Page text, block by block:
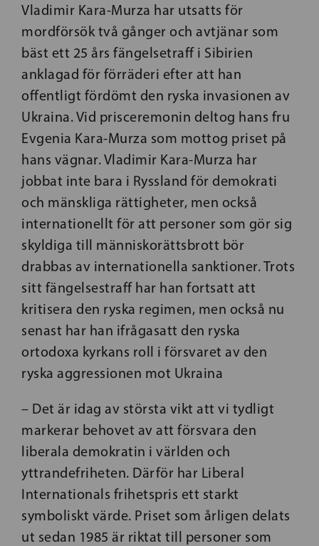
Vladimir Kara-Murza har utsatts för
mordförsök två gånger och avtjänar som
bäst ett 25 års fängelsetraff i Sibirien
anklagad för förräderi efter att han
offentligt fördömt den ryska invasionen av
Ukraina. Vid prisceremonin deltog hans fru
Evgenia Kara-Murza som mottog priset på
hans vägnar. Vladimir Kara-Murza har
jobbat inte bara i Ryssland för demokrati
och mänskliga rättigheter, men också
internationellt för att personer som gör sig
skyldiga till människorättsbrott bör
drabbas av internationella sanktioner. Trots
sitt fängelsestraff har han fortsatt att
kritisera den ryska regimen, men också nu
senast har han ifrågasatt den ryska
ortodoxa kyrkans roll i försvaret av den
ryska aggressionen mot Ukraina
– Det är idag av största vikt att vi tydligt
markerar behovet av att försvara den
liberala demokratin i världen och
yttrandefriheten. Därför har Liberal
Internationals frihetspris ett starkt
symboliskt värde. Priset som årligen delats
ut sedan 1985 är riktat till personer som